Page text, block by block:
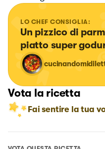
LO CHEF CONSIGLIA:
Un pizzico di
piatto super
Vota la ricetta
Fai sentire la tua